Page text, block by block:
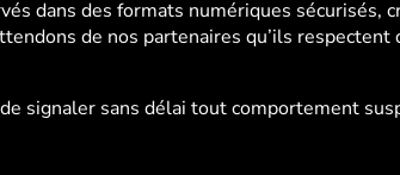
dans des formats numériques
de nos partenaires qu’ils
signaler sans délai tout comportement